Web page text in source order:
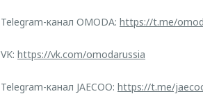
Telegram-канал OMODA: https://t.me/
VK: https://vk.com/omodarussia
Telegram-канал JAECOO: https://t.me/